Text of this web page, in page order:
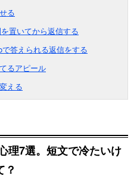
る
置いてから返信する
答えられる返信をする
るアピール
える
理7選。短文で冷たいけ
？